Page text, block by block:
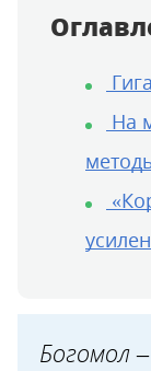
На
Богомол